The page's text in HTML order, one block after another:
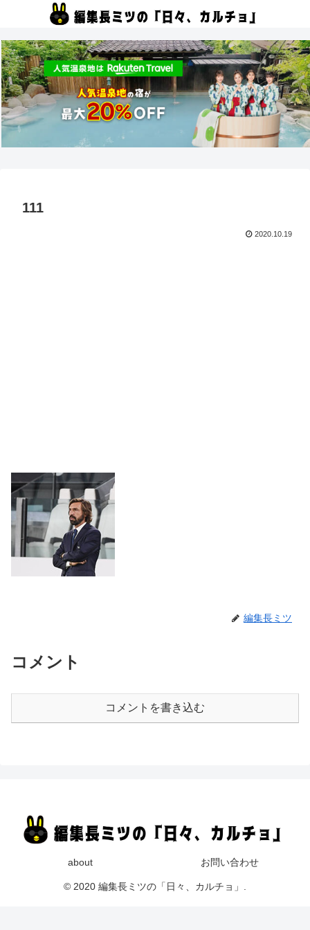
111
2020.10.19
編集長ミツ
コメント
コメントを書き込む
about お問い合わせ
© 2020 編集長ミツの「日々、カルチョ」.